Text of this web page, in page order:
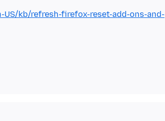
kb/refresh-firefox-reset-add-ons-and-